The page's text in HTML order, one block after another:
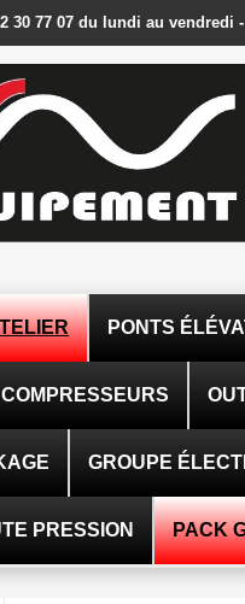
30 77 07 du lundi au vendredi -
PONTS
GROUPE
PRESSION PACK